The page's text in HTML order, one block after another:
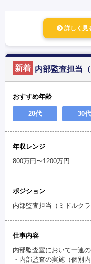
詳しく見
新着 内部監査担当
おすすめ年齢
20代 30代
年収レンジ
800万円〜1200万円
ポジション
内部監査担当（ミドルクラ
仕事内容
内部監査室において一連
・内部監査の実施（個別